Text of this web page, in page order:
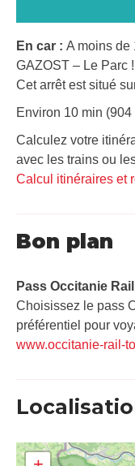
En car : A moins de
GAZOST – Le Parc !
Cet arrêt est situé
Environ 10 min (904
Calculez votre
avec les trains ou
Calcul itinéraires et
Bon plan
Pass Occitanie
Choisissez le pass
préférentiel pour
www.occitanie-rail-